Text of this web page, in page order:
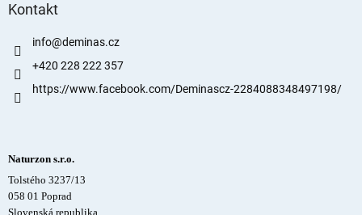
Kontakt
info@deminas.cz
+420 228 222 357
https://www.facebook.com/Deminascz-2284088348497198/
Naturzon s.r.o.
Tolstého 3237/13
058 01 Poprad
Slovenská republika